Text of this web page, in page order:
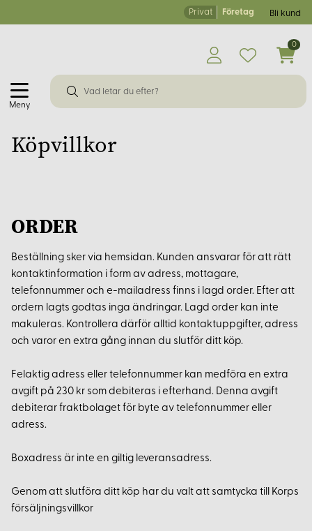
Privat Företag Bli kund
Meny
0
Köpvillkor
ORDER
Beställning sker via hemsidan. Kunden ansvarar för att rätt
kontaktinformation i form av adress, mottagare,
telefonnummer och e-mailadress finns i lagd order. Efter att
ordern lagts godtas inga ändringar. Lagd order kan inte
makuleras. Kontrollera därför alltid kontaktuppgifter, adress
och varor en extra gång innan du slutför ditt köp.
Felaktig adress eller telefonnummer kan medföra en extra
avgift på 230 kr som debiteras i efterhand. Denna avgift
debiterar fraktbolaget för byte av telefonnummer eller
adress.
Boxadress är inte en giltig leveransadress.
Genom att slutföra ditt köp har du valt att samtycka till Korps
försäljningsvillkor